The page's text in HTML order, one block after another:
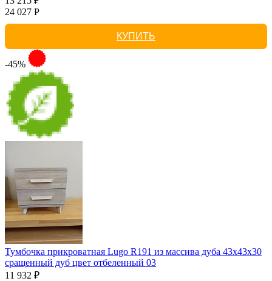
24 027 Р
КУПИТЬ
-45%
Тумбочка прикроватная Lugo R191 из массива дуба 43х43х30
сращенный дуб цвет отбеленный 03
11 932 ₽